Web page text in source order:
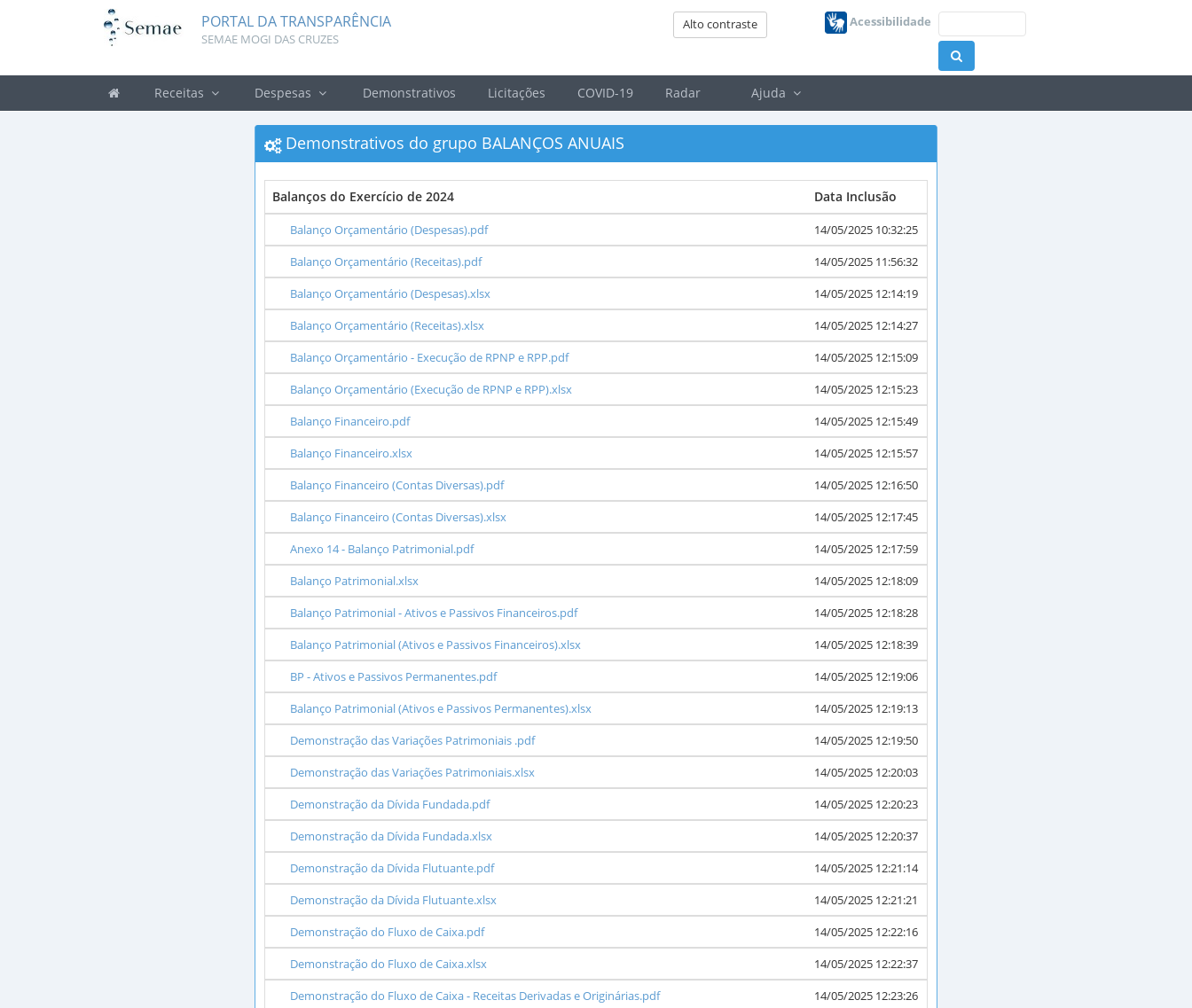
PORTAL DA TRANSPARÊNCIA
SEMAE MOGI DAS CRUZES
Alto contraste Acessibilidade
Receitas Despesas Demonstrativos Licitações COVID-19 Radar Ajuda
Demonstrativos do grupo BALANÇOS ANUAIS
Balanços do Exercício de 2024 Data Inclusão
Balanço Orçamentário (Despesas).pdf
14/05/2025 10:32:25
Balanço Orçamentário (Receitas).pdf
14/05/2025 11:56:32
Balanço Orçamentário (Despesas).xlsx
14/05/2025 12:14:19
Balanço Orçamentário (Receitas).xlsx
14/05/2025 12:14:27
Balanço Orçamentário - Execução de RPNP e RPP.pdf
14/05/2025 12:15:09
Balanço Orçamentário (Execução de RPNP e RPP).xlsx
14/05/2025 12:15:23
Balanço Financeiro.pdf
14/05/2025 12:15:49
Balanço Financeiro.xlsx
14/05/2025 12:15:57
Balanço Financeiro (Contas Diversas).pdf
14/05/2025 12:16:50
Balanço Financeiro (Contas Diversas).xlsx
14/05/2025 12:17:45
Anexo 14 - Balanço Patrimonial.pdf
14/05/2025 12:17:59
Balanço Patrimonial.xlsx
14/05/2025 12:18:09
Balanço Patrimonial - Ativos e Passivos Financeiros.pdf
14/05/2025 12:18:28
Balanço Patrimonial (Ativos e Passivos Financeiros).xlsx
14/05/2025 12:18:39
BP - Ativos e Passivos Permanentes.pdf
14/05/2025 12:19:06
Balanço Patrimonial (Ativos e Passivos Permanentes).xlsx
14/05/2025 12:19:13
Demonstração das Variações Patrimoniais .pdf
14/05/2025 12:19:50
Demonstração das Variações Patrimoniais.xlsx
14/05/2025 12:20:03
Demonstração da Dívida Fundada.pdf
14/05/2025 12:20:23
Demonstração da Dívida Fundada.xlsx
14/05/2025 12:20:37
Demonstração da Dívida Flutuante.pdf
14/05/2025 12:21:14
Demonstração da Dívida Flutuante.xlsx
14/05/2025 12:21:21
Demonstração do Fluxo de Caixa.pdf
14/05/2025 12:22:16
Demonstração do Fluxo de Caixa.xlsx
14/05/2025 12:22:37
Demonstração do Fluxo de Caixa - Receitas Derivadas e Originárias.pdf
14/05/2025 12:23:26